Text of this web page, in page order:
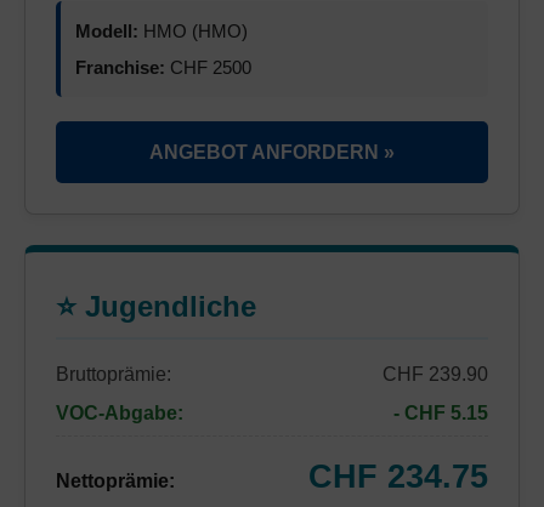
Modell: HMO (HMO)
Franchise: CHF 2500
ANGEBOT ANFORDERN »
⭐ Jugendliche
Bruttoprämie:
CHF 239.90
VOC-Abgabe:
- CHF 5.15
Nettoprämie: CHF 234.75